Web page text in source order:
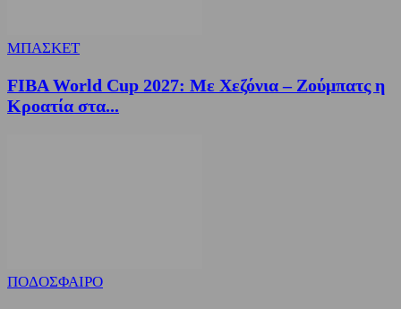
ΜΠΑΣΚΕΤ
FIBA World Cup 2027: Με Χεζόνια – Ζούμπατς η
Κροατία στα...
ΠΟΔΟΣΦΑΙΡΟ